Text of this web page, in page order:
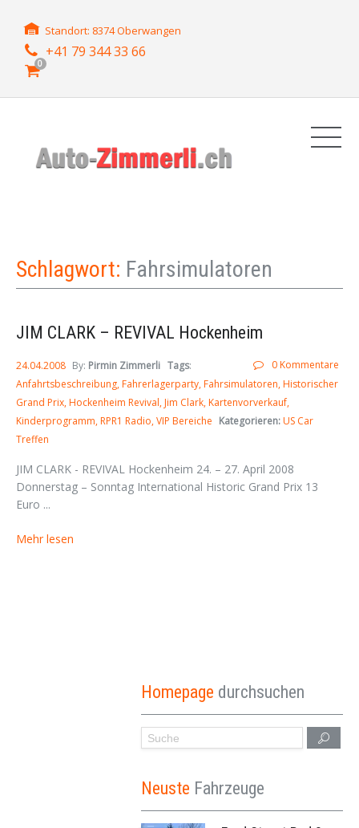
Standort: 8374 Oberwangen
+41 79 344 33 66
0
Schlagwort: Fahrsimulatoren
JIM CLARK – REVIVAL Hockenheim
0 Kommentare
24.04.2008 By: Pirmin Zimmerli Tags:
Anfahrtsbeschreibung Fahrerlagerparty Fahrsimulatoren Historischer
Grand Prix Hockenheim Revival Jim Clark Kartenvorverkauf
Kinderprogramm RPR1 Radio VIP Bereiche Kategorieren:US Car
Treffen
JIM CLARK - REVIVAL Hockenheim 24. – 27. April 2008
Donnerstag – Sonntag International Historic Grand Prix 13
Euro ...
Mehr lesen
Homepage durchsuchen
Neuste Fahrzeuge